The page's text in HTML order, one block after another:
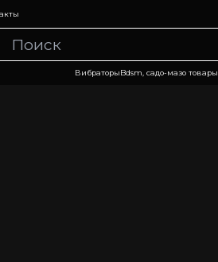
ВибраторыBdsm, садо-мазо товары